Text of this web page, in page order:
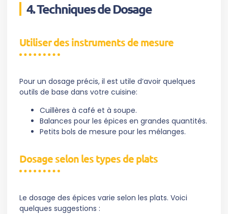
4. Techniques de Dosage
Utiliser des instruments de mesure
Pour un dosage précis, il est utile d’avoir quelques
outils de base dans votre cuisine:
Cuillères à café et à soupe.
Balances pour les épices en grandes quantités.
Petits bols de mesure pour les mélanges.
Dosage selon les types de plats
Le dosage des épices varie selon les plats. Voici
quelques suggestions :